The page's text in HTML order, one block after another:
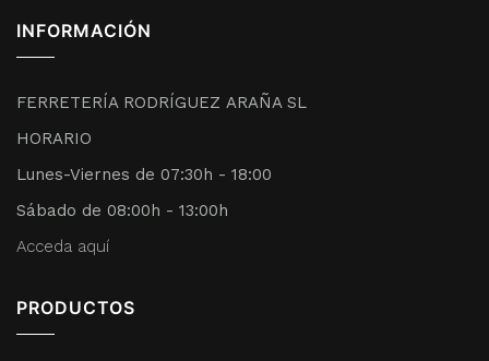
INFORMACIÓN
FERRETERÍA RODRÍGUEZ ARAÑA SL
HORARIO
Lunes-Viernes de 07:30h - 18:00
Sábado de 08:00h - 13:00h
Acceda aquí
PRODUCTOS